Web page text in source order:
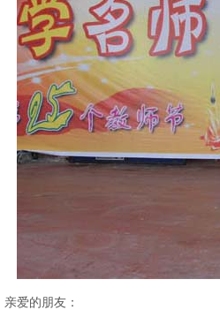
爱的朋友：